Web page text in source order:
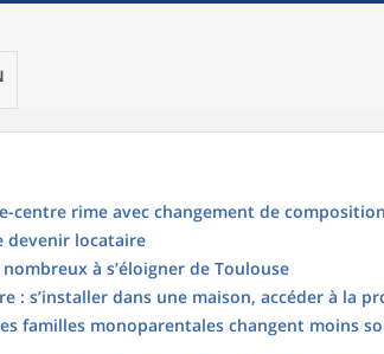
centre rime avec changement de
devenir locataire
à s’éloigner de Toulouse
: s’installer dans une maison, accéder à la
familles monoparentales changent moins